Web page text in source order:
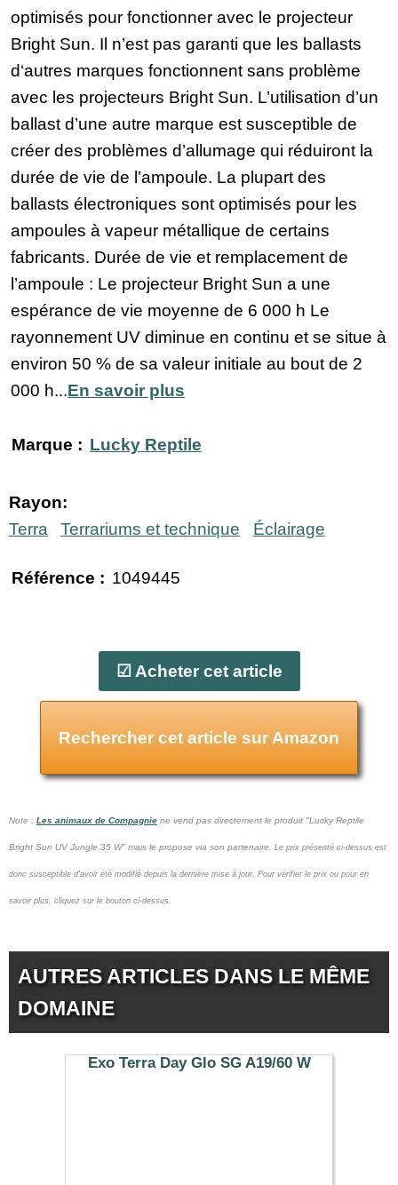
optimisés pour fonctionner avec le projecteur
Bright Sun. Il n’est pas garanti que les ballasts
d‘autres marques fonctionnent sans problème
avec les projecteurs Bright Sun. L’utilisation d’un
ballast d’une autre marque est susceptible de
créer des problèmes d’allumage qui réduiront la
durée de vie de l’ampoule. La plupart des
ballasts électroniques sont optimisés pour les
ampoules à vapeur métallique de certains
fabricants. Durée de vie et remplacement de
l’ampoule : Le projecteur Bright Sun a une
espérance de vie moyenne de 6 000 h Le
rayonnement UV diminue en continu et se situe à
environ 50 % de sa valeur initiale au bout de 2
000 h...En savoir plus
Marque : Lucky Reptile
Rayon:
Terra
Terrariums et technique Éclairage
Référence : 1049445
☑ Acheter cet article
Rechercher cet article sur Amazon
Note : Les animaux de Compagnie ne vend pas directement le produit "Lucky Reptile
Bright Sun UV Jungle 35 W" mais le propose via son partenaire. Le prix présenté ci-dessus est
donc susceptible d'avoir été modifié depuis la dernière mise à jour. Pour vérifier le prix ou pour en
savoir plus, cliquez sur le bouton ci-dessus.
AUTRES ARTICLES DANS LE MÊME
DOMAINE
Exo Terra Day Glo SG A19/60 W